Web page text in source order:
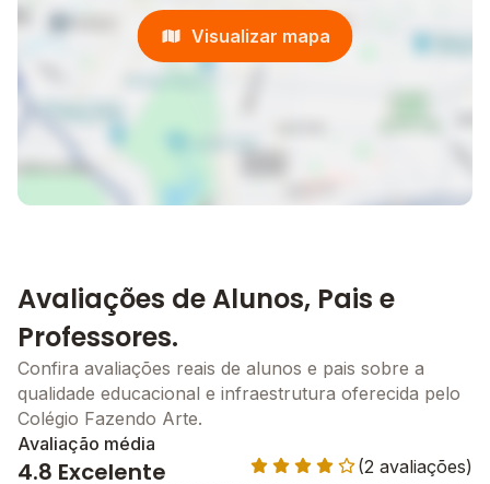
Visualizar mapa
Avaliações de Alunos, Pais e
Professores.
Confira avaliações reais de alunos e pais sobre a
qualidade educacional e infraestrutura oferecida pelo
Colégio Fazendo Arte.
Avaliação média
4.8 Excelente
(2 avaliações)